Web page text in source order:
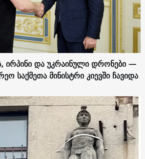
ირპინი და უკრაინული დრონები —
საქმეთა მინისტრი კიევში ჩავიდა